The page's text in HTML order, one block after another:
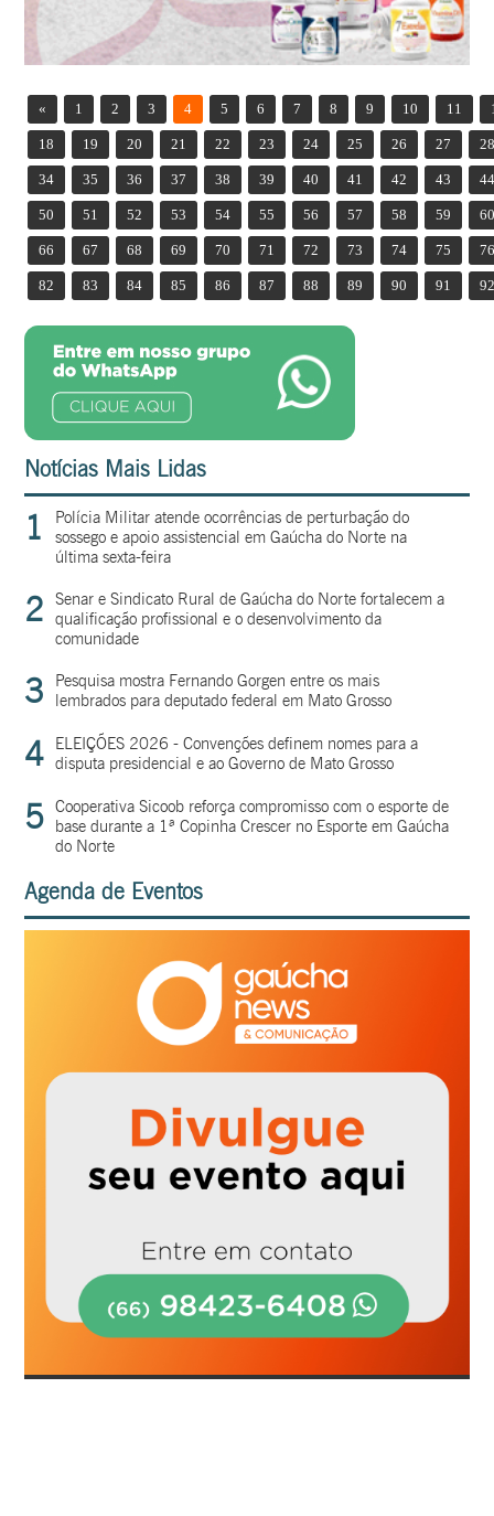
« 1 2 3 4 5 6 7 8 9 10 11
18 19 20 21 22 23 24 25 26 27
34 35 36 37 38 39 40 41 42 43
50 51 52 53 54 55 56 57 58 59
66 67 68 69 70 71 72 73 74 75
82 83 84 85 86 87 88 89 90 91
Notícias Mais Lidas
1
Polícia Militar atende ocorrências de perturbação do
sossego e apoio assistencial em Gaúcha do Norte na
última sexta-feira
2
Senar e Sindicato Rural de Gaúcha do Norte fortalecem a
qualificação profissional e o desenvolvimento da
comunidade
3
Pesquisa mostra Fernando Gorgen entre os mais
lembrados para deputado federal em Mato Grosso
4
ELEIÇÕES 2026 - Convenções definem nomes para a
disputa presidencial e ao Governo de Mato Grosso
5 Cooperativa Sicoob reforça compromisso com o esporte de
base durante a 1ª Copinha Crescer no Esporte em Gaúcha
do Norte
Agenda de Eventos